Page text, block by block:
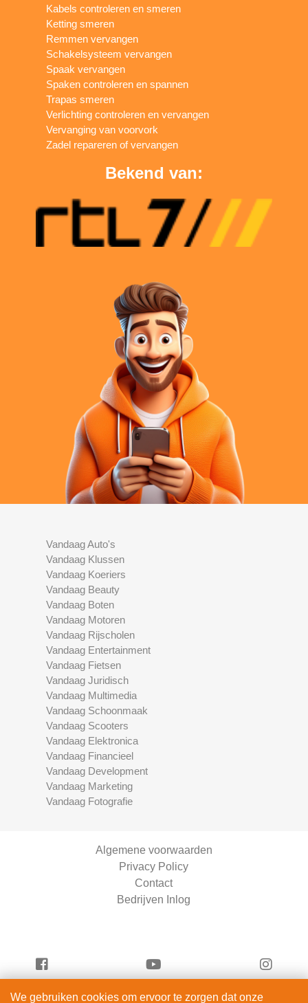
Kabels controleren en smeren
Ketting smeren
Remmen vervangen
Schakelsysteem vervangen
Spaak vervangen
Spaken controleren en spannen
Trapas smeren
Verlichting controleren en vervangen
Vervanging van voorvork
Zadel repareren of vervangen
Bekend van:
Vandaag Auto's
Vandaag Klussen
Vandaag Koeriers
Vandaag Beauty
Vandaag Boten
Vandaag Motoren
Vandaag Rijscholen
Vandaag Entertainment
Vandaag Fietsen
Vandaag Juridisch
Vandaag Multimedia
Vandaag Schoonmaak
Vandaag Scooters
Vandaag Elektronica
Vandaag Financieel
Vandaag Development
Vandaag Marketing
Vandaag Fotografie
Algemene voorwaarden
Privacy Policy
Contact
Bedrijven Inlog
We gebruiken cookies om ervoor te zorgen dat onze